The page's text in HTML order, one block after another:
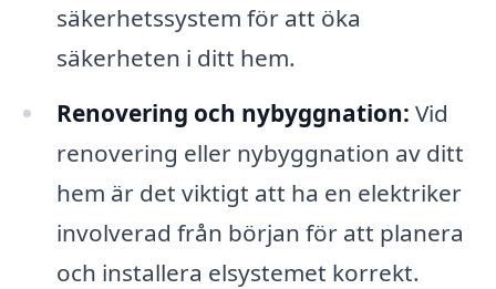
säkerhetssystem för att öka
säkerheten i ditt hem.
Renovering och nybyggnation: Vid
renovering eller nybyggnation av ditt
hem är det viktigt att ha en elektriker
involverad från början för att planera
och installera elsystemet korrekt.